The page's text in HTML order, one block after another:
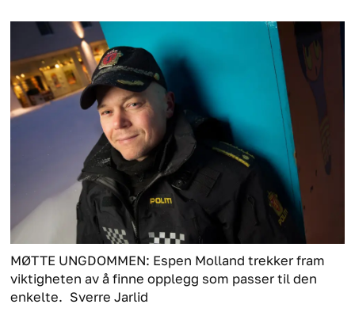
MØTTE UNGDOMMEN: Espen Molland trekker fram
viktigheten av å finne opplegg som passer til den
enkelte. Sverre Jarlid